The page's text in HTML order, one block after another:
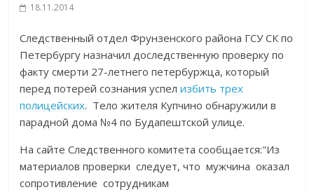
18.11.2014
Следственный отдел Фрунзенского района ГСУ СК по
Петербургу назначил доследственную проверку по
факту смерти 27-летнего петербуржца, который
перед потерей сознания успелизбить трех
полицейских. Тело жителя Купчино обнаружили в
парадной дома №4 по Будапештской улице.
На сайте Следственного комитета сообщается:"Из
материалов проверки следует, что мужчина оказал
сопротивление сотрудникам